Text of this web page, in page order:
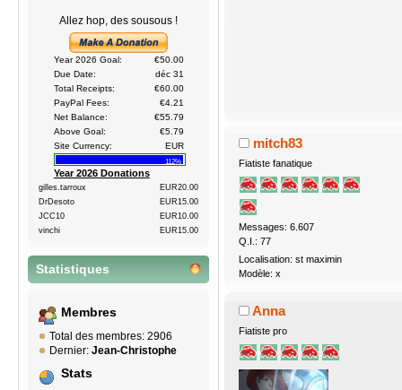
Allez hop, des sousous !
Year 2026 Goal:
€50.00
Due Date:
déc 31
Total Receipts:
€60.00
PayPal Fees:
€4.21
Net Balance:
€55.79
Above Goal:
€5.79
Site Currency:
EUR
112%
Year 2026 Donations
gilles.tarroux
EUR20.00
DrDesoto
EUR15.00
JCC10
EUR10.00
vinchi
EUR15.00
Statistiques
Membres
Total des membres: 2906
Dernier: Jean-Christophe
Stats
mitch83
Fiatiste fanatique
Messages: 6.607
Q.I.: 77
Localisation: st maximin
Modèle: x
Anna
Fiatiste pro